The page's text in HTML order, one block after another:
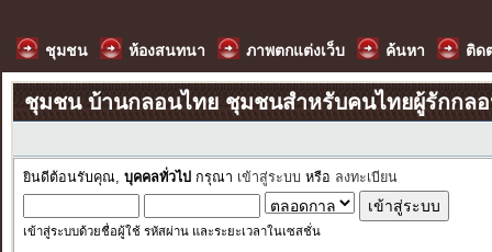
ชุมชน ห้องสนทนา ภาพตกแต่งเว็บ ค้นหา ติด
ชุมชน บ้านกลอนไทย ชุมชนสำหรับคนไทยผู้รักกล
ยินดีต้อนรับคุณ, บุคคลทั่วไป กรุณา เข้าสู่ระบบ หรือ ลงทะเบียน
เข้าสู่ระบบด้วยชื่อผู้ใช้ รหัสผ่าน และระยะเวลาในเซสชั่น